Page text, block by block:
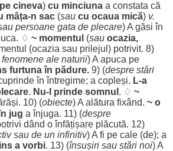
cineva) cu minciuna a constata că
mâța-n sac(sau cu ocaua mică)v.
persoane gata de plecare) A găsi în
. ♢ ~ momentul (sau ocazia,
(ocazia sau prilejul ) potrivit. 8)
fenomene ale naturii) A apuca pe
furtunaîn pădure.9) (despre stări
înîntregime; a copleși. L-a
. Nu-l prinde somnul . ♢ ~
. 10) (obiecte) A alătura fixând. ~ o
jug aînjuga. 11) (despre
dând oînfățișare plăcută. 12)
sau de un infinitiv) A fi pe cale(de); a
a vorbi. 13) (însușirisau stărinoi) A